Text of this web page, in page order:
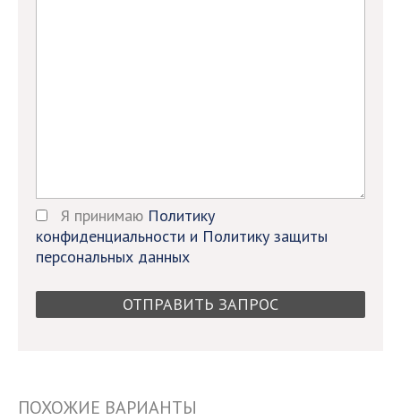
Я принимаю Политику
конфиденциальности и Политику защиты
персональных данных
ПОХОЖИЕ ВАРИАНТЫ